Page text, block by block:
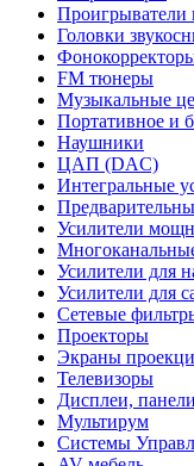
Проигрыватели
Головки
FM тюнеры
Музыкальные
Портативное и
Наушники
ЦАП (DAC)
Интегральные
Усилители
Усилители для
Усилители для
Сетевые
Проекторы
Экраны
Телевизоры
Дисплеи, панели
Мультирум
Системы